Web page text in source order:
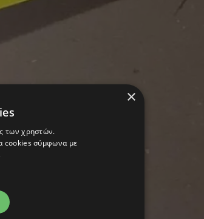
×
των χρηστών.
cookies σύμφωνα με